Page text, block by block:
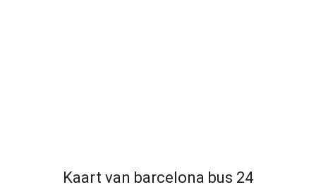
Kaart van barcelona bus 24